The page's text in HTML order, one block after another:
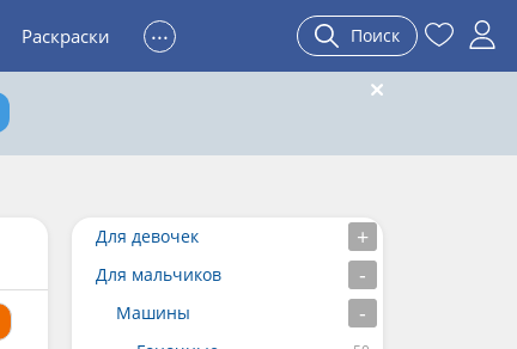
Раскраски ... Поиск
Для девочек
Для мальчиков
Машины